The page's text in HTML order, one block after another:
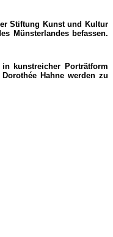
Stiftung Kunst und Kultur
Münsterlandes befassen.
kunstreicher Porträtform
Hahne werden zu